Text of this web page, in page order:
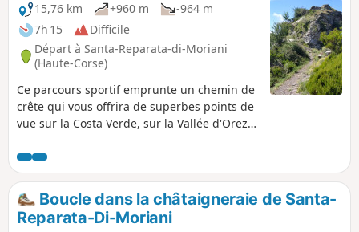
15,76 km
+960 m
-964 m
7h 15
Difficile
Départ à Santa-Reparata-di-Moriani
(Haute-Corse)
Ce parcours sportif emprunte un chemin de
crête qui vous offrira de superbes points de
vue sur la Costa Verde, sur la Vallée d'Orezza
croiserez hameaux, chapelles, fontaine,
ruisseaux. La petite route étroite montant au
parking de départ vaut déjà le détour.
Boucle dans la châtaigneraie de Santa-
Reparata-Di-Moriani